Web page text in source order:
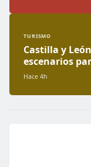
TURISMO
Castilla y
escenarios
Hace 4h